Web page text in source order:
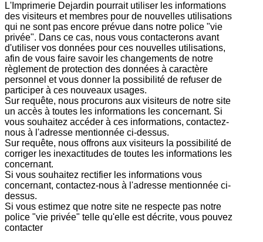
L'Imprimerie Dejardin pourrait utiliser les informations
des visiteurs et membres pour de nouvelles utilisations
qui ne sont pas encore prévue dans notre police "vie
privée". Dans ce cas, nous vous contacterons avant
d'utiliser vos données pour ces nouvelles utilisations,
afin de vous faire savoir les changements de notre
règlement de protection des données à caractère
personnel et vous donner la possibilité de refuser de
participer à ces nouveaux usages.
Sur requête, nous procurons aux visiteurs de notre site
un accès à toutes les informations les concernant. Si
vous souhaitez accéder à ces informations, contactez-
nous à l'adresse mentionnée ci-dessus.
Sur requête, nous offrons aux visiteurs la possibilité de
corriger les inexactitudes de toutes les informations les
concernant.
Si vous souhaitez rectifier les informations vous
concernant, contactez-nous à l'adresse mentionnée ci-
dessus.
Si vous estimez que notre site ne respecte pas notre
police "vie privée" telle qu'elle est décrite, vous pouvez
contacter